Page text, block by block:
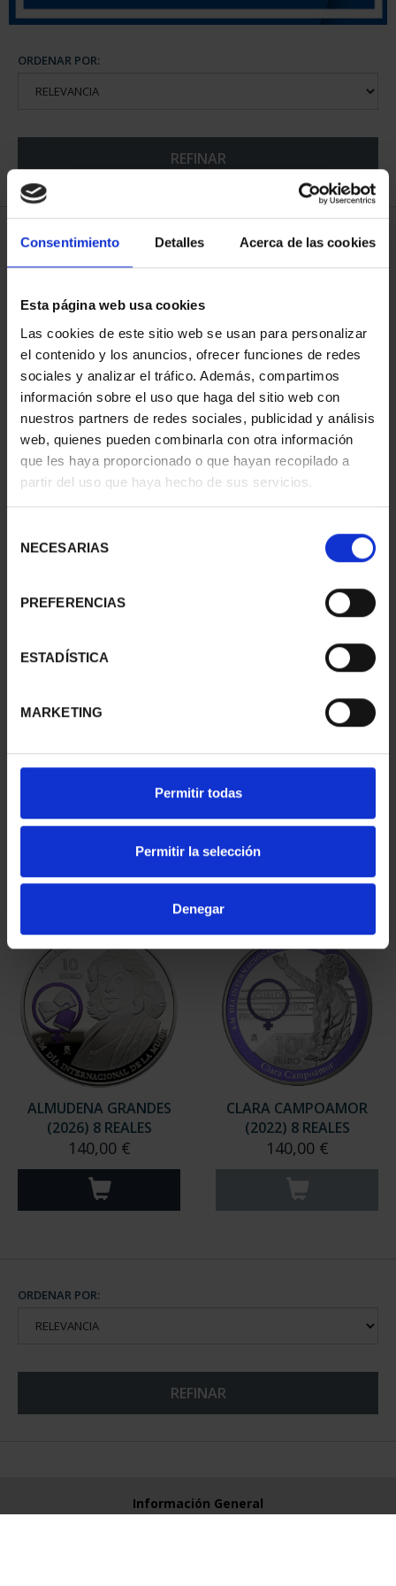
Consentimiento Detalles Acerca de las cookies
Esta página web usa cookies
Las cookies de este sitio web se usan para personalizar
el contenido y los anuncios, ofrecer funciones de redes
sociales y analizar el tráfico. Además, compartimos
información sobre el uso que haga del sitio web con
nuestros partners de redes sociales, publicidad y análisis
web, quienes pueden combinarla con otra información
que les haya proporcionado o que hayan recopilado a
partir del uso que haya hecho de sus servicios.
NECESARIAS
PREFERENCIAS
ESTADÍSTICA
MARKETING
Permitir todas
Permitir la selección
Denegar
ORDENAR POR:
REFINAR
6 Productos encontrados
EMILIA PARDO BAZÁN
(2021) 8 REALES
140,00 €
MARÍA DE MAEZTU
(2023) 8 REALES
140,00 €
MARGARITA SALAS
140,00 €
MARIA MOLINER (2025)
140,00 €
ALMUDENA GRANDES
(2026) 8 REALES
140,00 €
CLARA CAMPOAMOR
(2022) 8 REALES
140,00 €
ORDENAR POR:
REFINAR
Información General